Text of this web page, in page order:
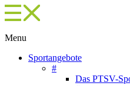
Menu
Sportangebote
#
Das PTSV-